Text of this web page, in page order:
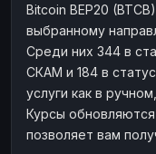
ЗК
WU
Наличные
Наличные
Bitcoin BEP20
выбранному
Среди них 344 в
СКАМ и 184 в
услуги как в
Курсы
позволяет вам